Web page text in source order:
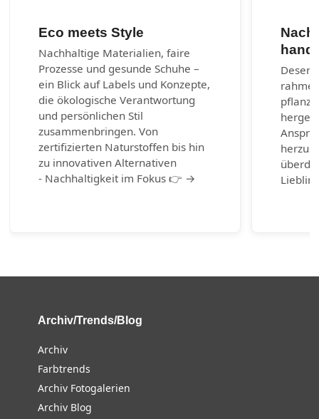
Eco meets Style
Nachhaltige Materialien, faire
Prozesse und gesunde Schuhe –
ein Blick auf Labels und Konzepte,
die ökologische Verantwortung
und persönlichen Stil
zusammenbringen. Von
zertifizierten Naturstoffen bis hin
zu innovativen Alternativen
- Nachhaltigkeit im Fokus 👉 →
Archiv/Trends/Blog
Archiv
Farbtrends
Archiv Fotogalerien
Archiv Blog